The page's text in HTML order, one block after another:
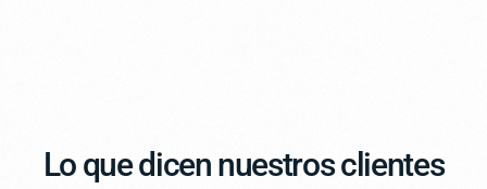
Lo que dicen nuestros clientes